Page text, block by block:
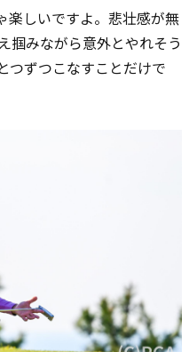
楽しいですよ。悲壮感が無
掴みながら意外とやれそう
つずつこなすことだけで